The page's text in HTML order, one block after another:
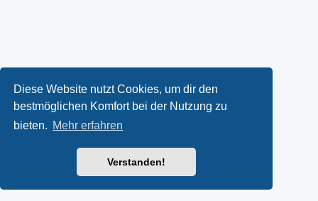
Diese Website nutzt Cookies, um dir den
bestmöglichen Komfort bei der Nutzung zu
bieten. Mehr erfahren
Verstanden!